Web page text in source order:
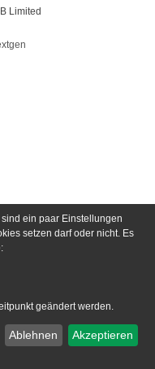
Limited
ein paar Einstellungen
setzen darf oder nicht. Es
geändert werden.
Ablehnen Akzeptieren